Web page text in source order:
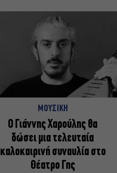
ΜΟΥΣΙΚΗ
Ο Γιάννης Χαρούλης θα
δώσει μια τελευταία
καλοκαιρινή συναυλία στο
Θέατρο Γης